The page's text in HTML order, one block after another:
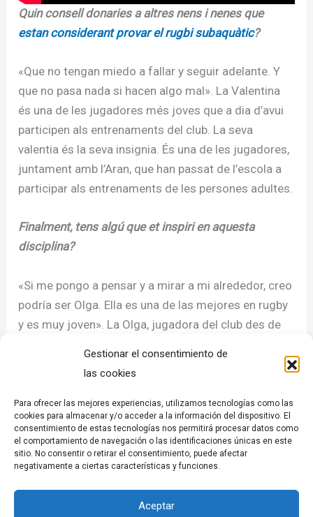
Gestionar el consentimiento de
las cookies
Para ofrecer las mejores experiencias, utilizamos tecnologías como las
cookies para almacenar y/o acceder a la información del dispositivo. El
consentimiento de estas tecnologías nos permitirá procesar datos como
el comportamiento de navegación o las identificaciones únicas en este
sitio. No consentir o retirar el consentimiento, puede afectar
negativamente a ciertas características y funciones.
Aceptar
Quin consell donaries a altres nens i nenes que
estan considerant provar el rugbi subaquàtic?
«Que no tengan miedo a fallar y seguir adelante. Y
que no pasa nada si hacen algo mal». La Valentina
és una de les jugadores més joves que a dia d’avui
participen als entrenaments del club. La seva
valentia és la seva insignia. És una de les jugadores,
juntament amb l’Aran, que han passat de l’escola a
participar als entrenaments de les persones adultes.
Finalment, tens algú que et inspiri en aquesta
disciplina?
«Si me pongo a pensar y a mirar a mi alrededor, creo
podría ser Olga. Ella es una de las mejores en rugby
y es muy joven». La Olga, jugadora del club des de
Salzburg.
Promou: Subvencions de projectes singulars de
promoció de l’economia social i solidària. Programa
Finança: Ministeri de Treball – Economia Social.